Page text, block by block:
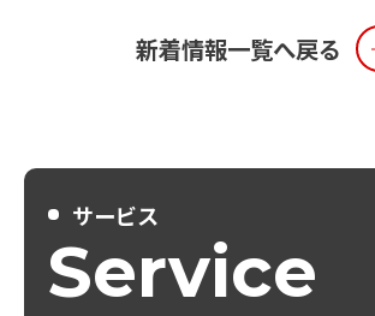
新着情報一覧へ戻る
サービス
Service